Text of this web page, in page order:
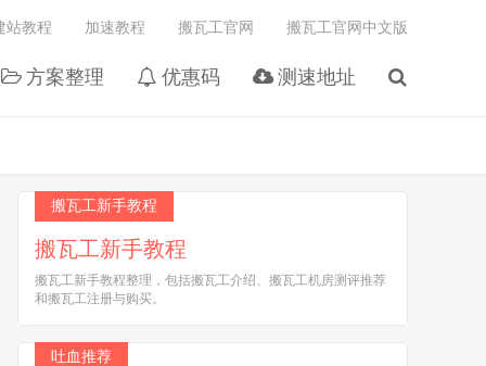
方案整理 优惠码 测速地址
站教程 加速教程 搬瓦工官网 搬瓦工官网中文版
搬瓦工新手教程
搬瓦工新手教程
搬瓦工新手教程整理，包括搬瓦工介绍、搬瓦工机房测评推荐
和搬瓦工注册与购买。
吐血推荐